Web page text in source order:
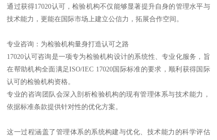
通过获得17020认可，检验机构不仅能够显著提升自身的管理水平与
技术能力，更能在国际市场上建立公信力，拓展合作空间。
专业咨询：为检验机构量身打造认可之路
17020认可咨询是一项专为检验机构设计的系统性、专业化服务，旨
在帮助机构全面满足ISO/IEC 17020国际标准的要求，顺利获得国际
认可的检验机构资格。
专业的咨询团队会深入剖析检验机构的现有管理体系与技术能力，
依据标准条款提供针对性的优化方案。
这一过程涵盖了管理体系的系统构建与优化、技术能力的科学评估